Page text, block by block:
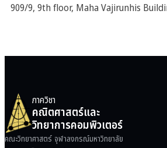
909/9, 9th floor, Maha Vajirunhis
ภาควิชา
คณิตศาสตร์และ
วิทยาการคอมพิวเตอร์
คณะวิทยาศาสตร์ จุฬาลงกรณ์มหาวิทยาลัย